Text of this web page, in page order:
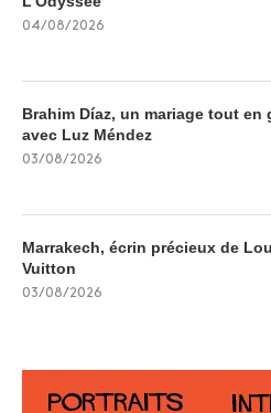
04/08/2026
Brahim Díaz, un mariage tout en
avec Luz Méndez
03/08/2026
Marrakech, écrin précieux de
Vuitton
03/08/2026